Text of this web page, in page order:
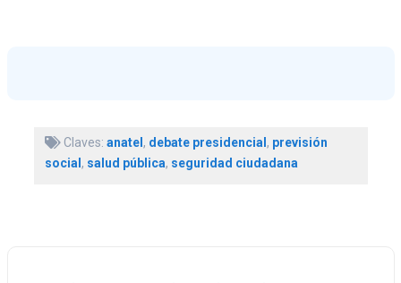
Claves: anatel, debate presidencial, previsión
social, salud pública, seguridad ciudadana